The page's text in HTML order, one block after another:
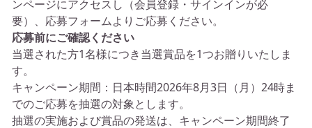
ンページにアクセスし（会員登録・サインインが必
要）、応募フォームよりご応募ください。
応募前にご確認ください
当選された方1名様につき当選賞品を1つお贈りいたしま
す。
キャンペーン期間：日本時間2026年8月3日（月）24時ま
でのご応募を抽選の対象とします。
抽選の実施および賞品の発送は、キャンペーン期間終了